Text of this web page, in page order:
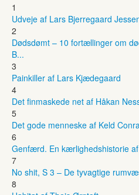
1
Udveje af Lars Bjerregaard
2
Dødsdømt – 10 fortællinger om
B...
3
Painkiller af Lars Kjædegaard
4
Det finmaskede net af Håkan
5
Det gode menneske af Keld
6
Genfærd. En kærlighedshistorie
7
No shit, S 3 – De tyvagtige
8